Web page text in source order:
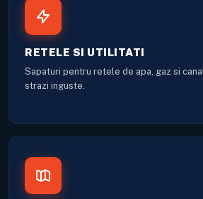
RETELE SI UTILITATI
Sapaturi pentru retele de apa, gaz si
strazi inguste.